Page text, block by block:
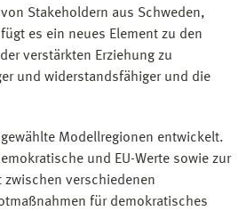
Stakeholdern aus Schweden,
es ein neues Element zu den
verstärkten Erziehung zu
und widerstandsfähiger und die
Modellregionen entwickelt.
und EU-Werte sowie zur
zwischen verschiedenen
für demokratisches